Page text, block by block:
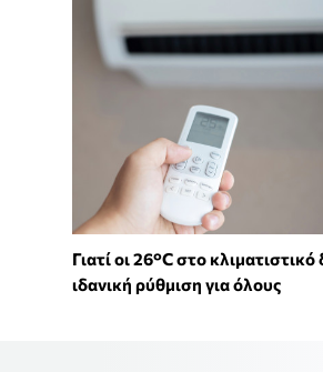
Γιατί οι 26°C στο
ιδανική ρύθμιση για όλους